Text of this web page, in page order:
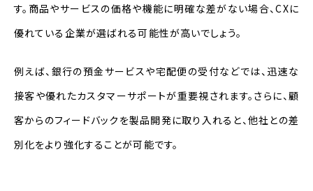
す。商品やサービスの価格や機能に明確な差がない場合、CXに
優れている企業が選ばれる可能性が高いでしょう。
例えば、銀行の預金サービスや宅配便の受付などでは、迅速な
接客や優れたカスタマーサポートが重要視されます。さらに、顧
客からのフィードバックを製品開発に取り入れると、他社との差
別化をより強化することが可能です。